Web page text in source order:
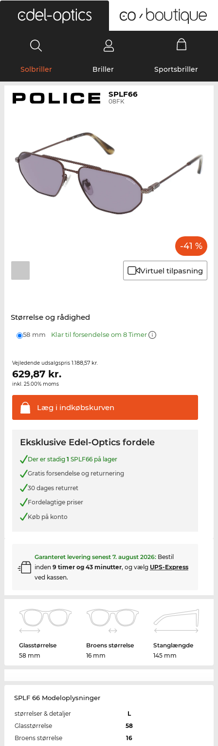
Solbriller Briller Sportsbriller
SPLF66
08FK
-41 %
Virtuel tilpasning
Størrelse og rådighed
58 mm Klar til forsendelse om 8 Timer
Vejledende udsalgspris 1.188,57 kr.
629,87kr.
inkl. 25.00% moms
Læg i indkøbskurven
Eksklusive Edel-Optics fordele
Der er stadig 1 SPLF66 på lager
Gratis forsendelse og returnering
30 dages returret
Fordelagtige priser
Køb på konto
Garanteret levering senest 7. august 2026: Bestil
inden 9 timer og 43 minutter, og vælg UPS-Express
ved kassen.
Glasstørrelse
58 mm
Broens størrelse
16 mm
Stanglængde
145 mm
SPLF 66 Modeloplysninger
størrelser & detaljer
L
Glasstørrelse
58
Broens størrelse
16